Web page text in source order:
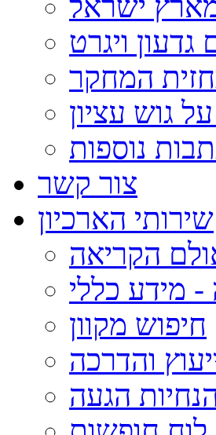
ויגרט
המחקר
גוש עציון
נוספות
צור קשר
שירותי הארכיון
הקריאה
מידע כללי
חיפוש מקוון
והדרכה
הגעה